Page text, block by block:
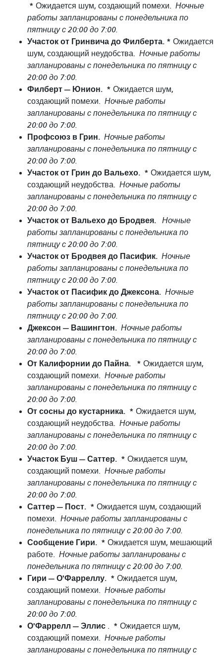
* Ожидается шум, создающий помехи. Ночные
работы запланированы с понедельника по
пятницу с 20:00 до 7:00.
Участок от Гринвича до Филберта. * Ожидается
шум, создающий неудобства. Ночные работы
запланированы с понедельника по пятницу с
20:00 до 7:00.
Филберт — Юнион. * Ожидается шум,
создающий помехи. Ночные работы
запланированы с понедельника по пятницу с
20:00 до 7:00.
Профсоюз в Грин. Ночные работы
запланированы с понедельника по пятницу с
20:00 до 7:00.
Участок от Грин до Вальехо. * Ожидается шум,
создающий неудобства. Ночные работы
запланированы с понедельника по пятницу с
20:00 до 7:00.
Участок от Вальехо до Бродвея.
Ночные
работы запланированы с понедельника по
пятницу с 20:00 до 7:00.
Участок от Бродвея до Пасифик. Ночные
работы запланированы с понедельника по
пятницу с 20:00 до 7:00.
Участок от Пасифик до Джексона. Ночные
работы запланированы с понедельника по
пятницу с 20:00 до 7:00.
Джексон — Вашингтон. Ночные работы
запланированы с понедельника по пятницу с
20:00 до 7:00.
От Калифорнии до Пайна. * Ожидается шум,
создающий помехи. Ночные работы
запланированы с понедельника по пятницу с
20:00 до 7:00.
От сосны до кустарника. * Ожидается шум,
создающий неудобства. Ночные работы
запланированы с понедельника по пятницу с
20:00 до 7:00.
Участок Буш — Саттер. * Ожидается шум,
создающий помехи. Ночные работы
запланированы с понедельника по пятницу с
20:00 до 7:00.
Саттер — Пост. * Ожидается шум, создающий
помехи. Ночные работы запланированы с
понедельника по пятницу с 20:00 до 7:00.
Сообщение Гири. * Ожидается шум, мешающий
работе. Ночные работы запланированы с
понедельника по пятницу с 20:00 до 7:00.
Гири — О'Фарреллу. * Ожидается шум,
создающий помехи. Ночные работы
запланированы с понедельника по пятницу с
20:00 до 7:00.
О'Фаррелл — Эллис . * Ожидается шум,
создающий помехи. Ночные работы
запланированы с понедельника по пятницу с